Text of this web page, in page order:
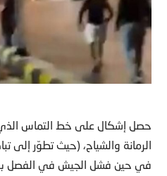
حصل إشكال على خط التماس
الرمانة والشياح، (حيث تطوّر إلى
في حين فشل الجيش في الفصل